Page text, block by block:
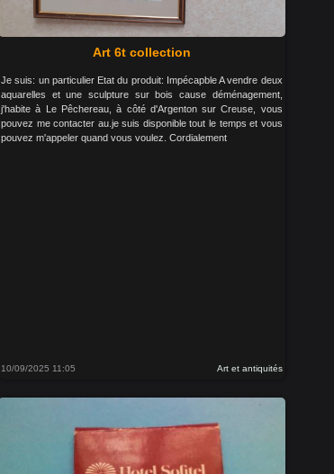
Art 6t collection
Je suis: un particulier Etat du produit: Impécapble A vendre deux
aquarelles et une sculpture sur bois cause déménagement,
j'habite à Le Pêchereau, à côté d'Argenton sur Creuse, vous
pouvez me contacter au.je suis disponible tout le temps et vous
pouvez m'appeler quand vous voulez. Cordialement
10/09/2025 11:05 Art et antiquités